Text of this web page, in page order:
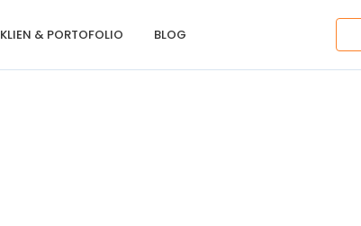
KLIEN & PORTOFOLIO BLOG